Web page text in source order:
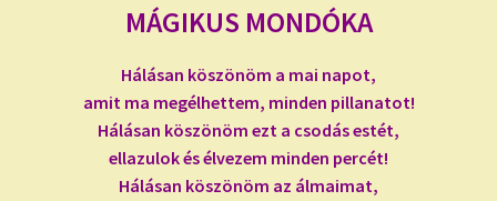
MÁGIKUS MONDÓKA
Hálásan köszönöm a mai napot,
amit ma megélhettem, minden pillanatot!
Hálásan köszönöm ezt a csodás estét,
ellazulok és élvezem minden percét!
Hálásan köszönöm az álmaimat,